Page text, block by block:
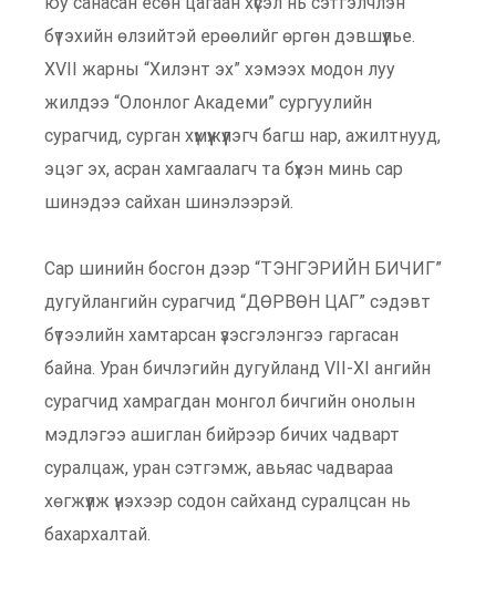
бүтэхийн өлзийтэй ерөөлийг өргөн дэвшүүлье.
XVII жарны “Хилэнт эх” хэмээх модон луу
жилдээ “Олонлог Академи” сургуулийн
сурагчид, сурган хүмүүжүүлэгч багш нар, ажилтнууд,
эцэг эх, асран хамгаалагч та бүхэн минь сар
шинэдээ сайхан шинэлээрэй.
Сар шинийн босгон дээр “ТЭНГЭРИЙН БИЧИГ”
дугуйлангийн сурагчид “ДӨРВӨН ЦАГ” сэдэвт
бүтээлийн хамтарсан үзэсгэлэнгээ гаргасан
байна. Уран бичлэгийн дугуйланд VII-XI ангийн
сурагчид хамрагдан монгол бичгийн онолын
мэдлэгээ ашиглан бийрээр бичих чадварт
суралцаж, уран сэтгэмж, авьяас чадвараа
хөгжүүлж үнэхээр содон сайханд суралцсан нь
бахархалтай.